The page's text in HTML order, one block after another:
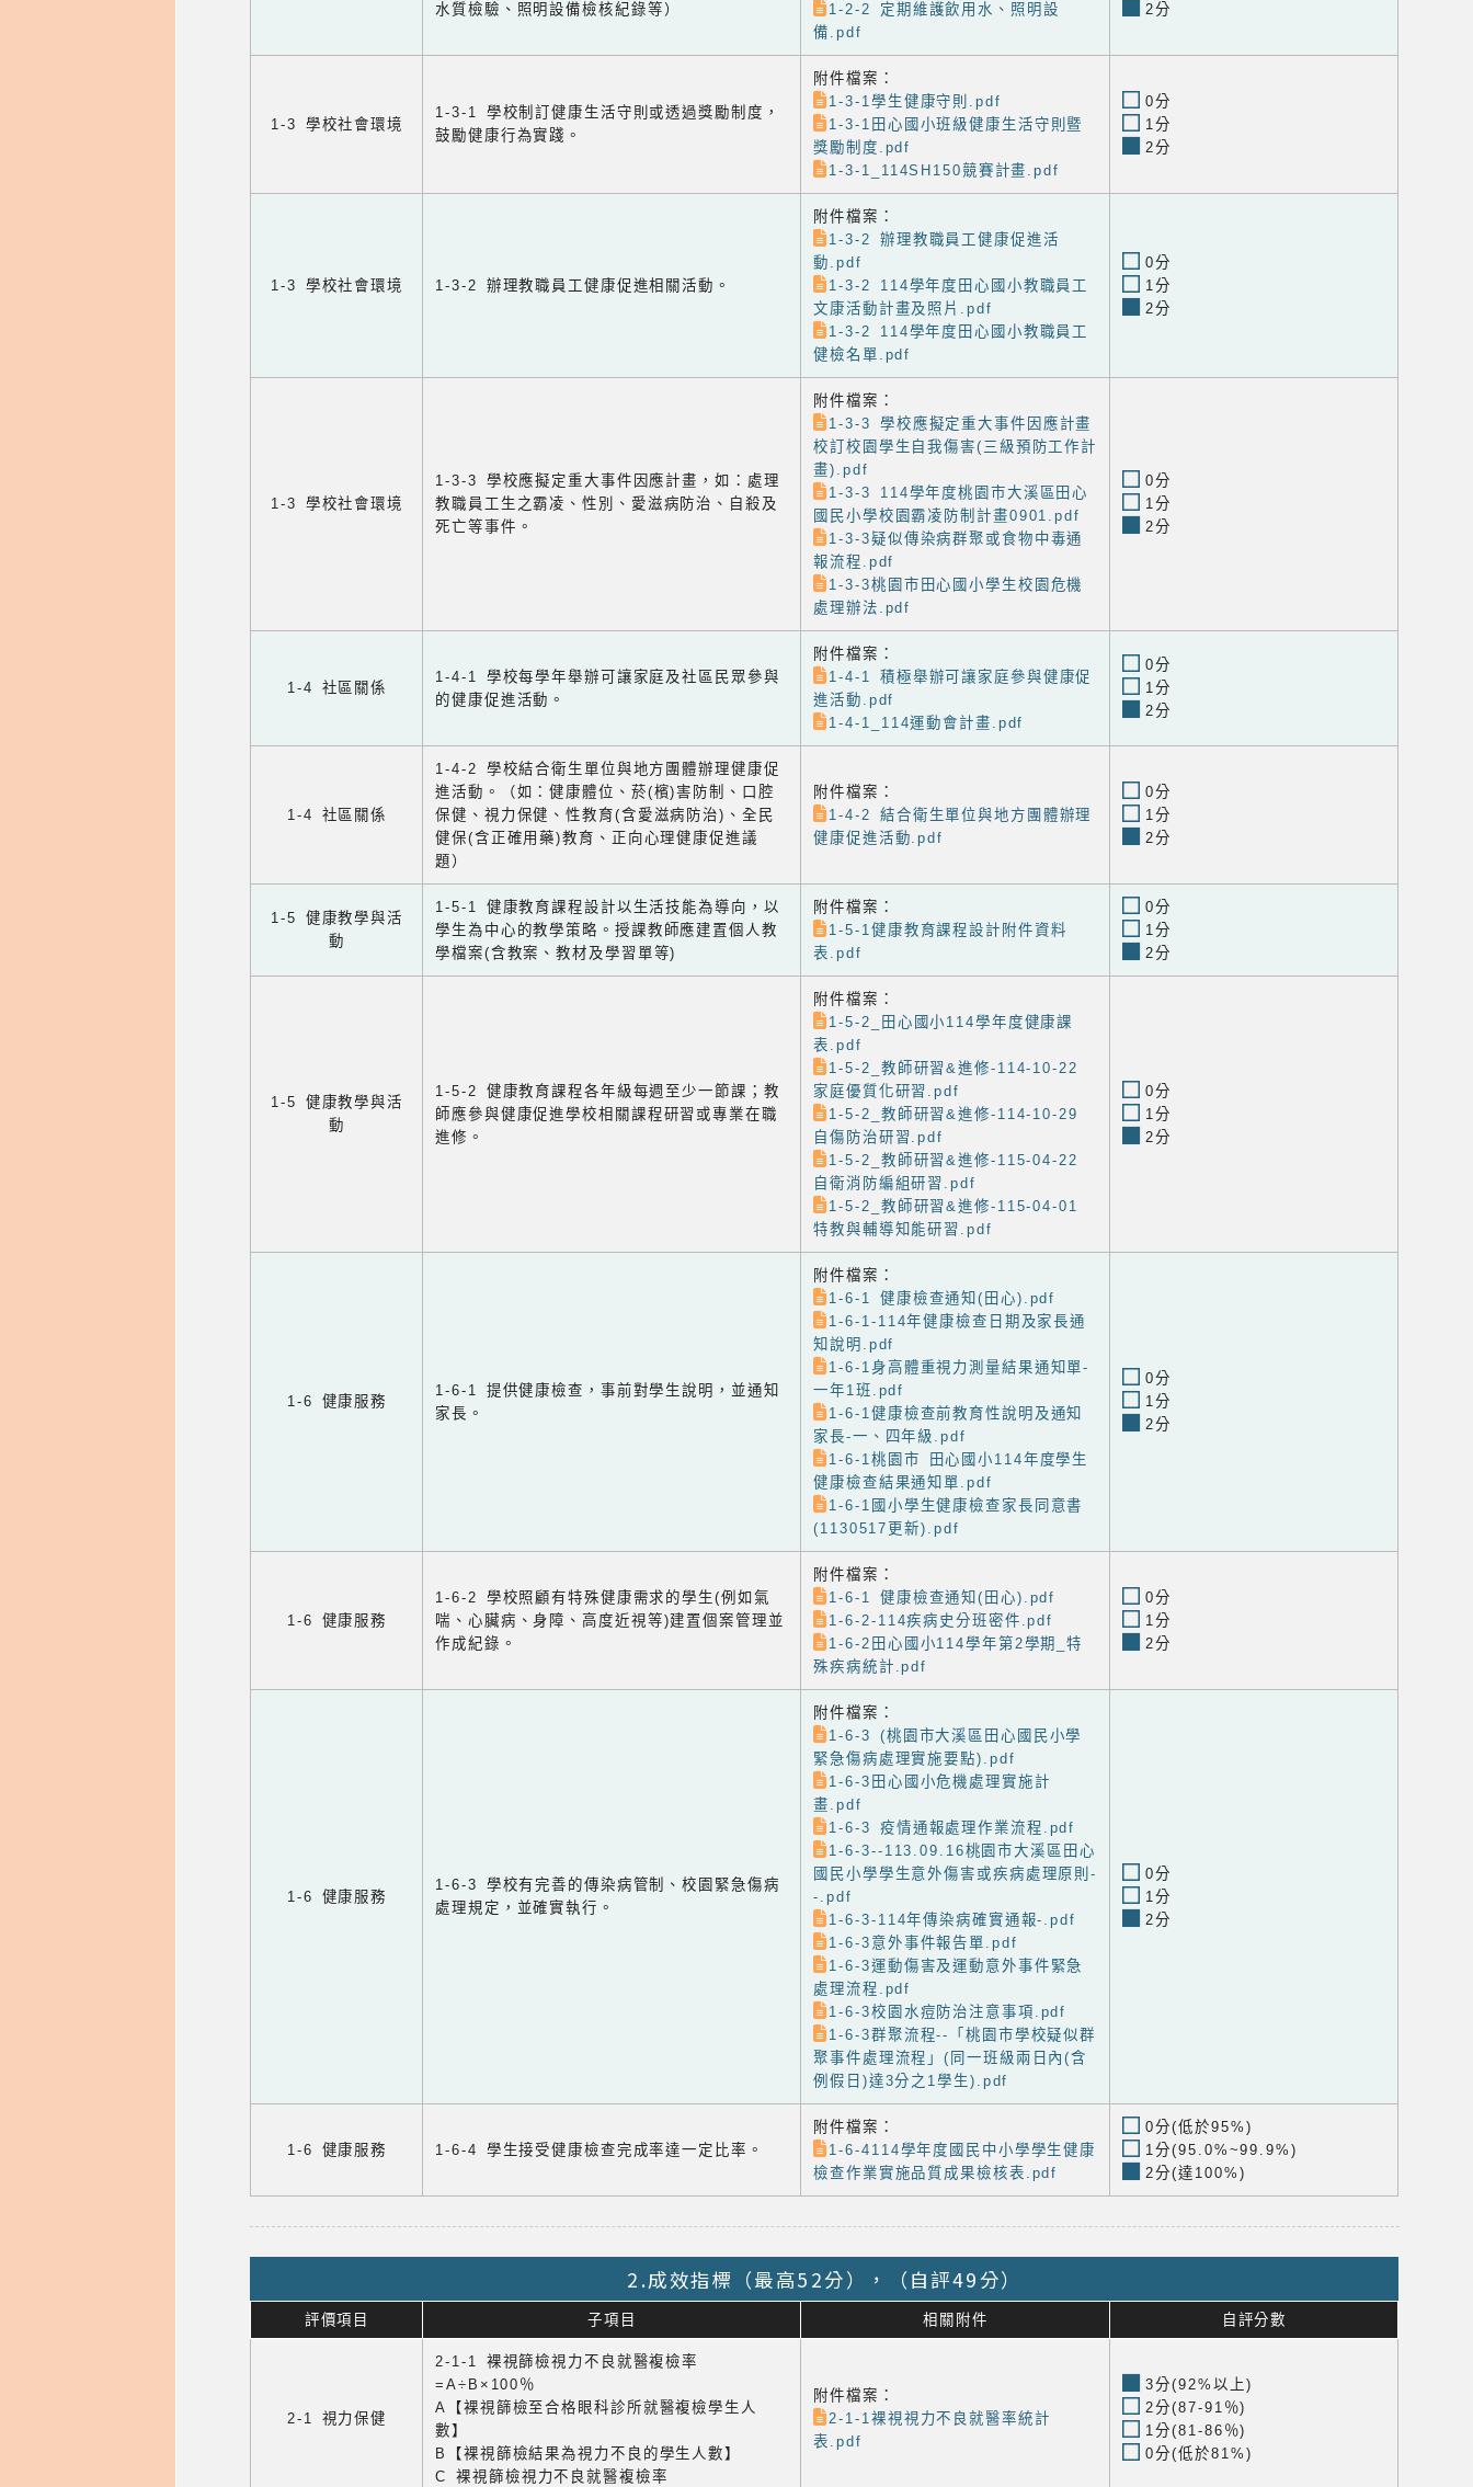
水質檢驗、照明設備檢核紀錄等）
1-2-2 定期維護飲用水、照明設
備.pdf
2分
1-3 學校社會環境
1-3-1 學校制訂健康生活守則或透過獎勵制度，
鼓勵健康行為實踐。
附件檔案：
1-3-1學生健康守則.pdf
1-3-1田心國小班級健康生活守則暨
獎勵制度.pdf
1-3-1_114SH150競賽計畫.pdf
0分
1分
2分
1-3 學校社會環境 1-3-2 辦理教職員工健康促進相關活動。
附件檔案：
1-3-2 辦理教職員工健康促進活
動.pdf
1-3-2 114學年度田心國小教職員工
文康活動計畫及照片.pdf
1-3-2 114學年度田心國小教職員工
健檢名單.pdf
0分
1分
2分
1-3 學校社會環境
1-3-3 學校應擬定重大事件因應計畫，如：處理
教職員工生之霸凌、性別、愛滋病防治、自殺及
死亡等事件。
附件檔案：
1-3-3 學校應擬定重大事件因應計畫
校訂校園學生自我傷害(三級預防工作計
畫).pdf
1-3-3 114學年度桃園市大溪區田心
國民小學校園霸凌防制計畫0901.pdf
1-3-3疑似傳染病群聚或食物中毒通
報流程.pdf
1-3-3桃園市田心國小學生校園危機
處理辦法.pdf
0分
1分
2分
1-4 社區關係
1-4-1 學校每學年舉辦可讓家庭及社區民眾參與
的健康促進活動。
附件檔案：
1-4-1 積極舉辦可讓家庭參與健康促
進活動.pdf
1-4-1_114運動會計畫.pdf
0分
1分
2分
1-4 社區關係
1-4-2 學校結合衛生單位與地方團體辦理健康促
進活動。（如：健康體位、菸(檳)害防制、口腔
保健、視力保健、性教育(含愛滋病防治)、全民
健保(含正確用藥)教育、正向心理健康促進議
題）
附件檔案：
1-4-2 結合衛生單位與地方團體辦理
健康促進活動.pdf
0分
1分
2分
1-5 健康教學與活
動
1-5-1 健康教育課程設計以生活技能為導向，以
學生為中心的教學策略。授課教師應建置個人教
學檔案(含教案、教材及學習單等)
附件檔案：
1-5-1健康教育課程設計附件資料
表.pdf
0分
1分
2分
1-5 健康教學與活
動
1-5-2 健康教育課程各年級每週至少一節課；教
師應參與健康促進學校相關課程研習或專業在職
進修。
附件檔案：
1-5-2_田心國小114學年度健康課
表.pdf
1-5-2_教師研習&進修-114-10-22
家庭優質化研習.pdf
1-5-2_教師研習&進修-114-10-29
自傷防治研習.pdf
1-5-2_教師研習&進修-115-04-22
自衛消防編組研習.pdf
1-5-2_教師研習&進修-115-04-01
特教與輔導知能研習.pdf
0分
1分
2分
1-6 健康服務
1-6-1 提供健康檢查，事前對學生說明，並通知
家長。
附件檔案：
1-6-1 健康檢查通知(田心).pdf
1-6-1-114年健康檢查日期及家長通
知說明.pdf
1-6-1身高體重視力測量結果通知單-
一年1班.pdf
1-6-1健康檢查前教育性說明及通知
家長-一、四年級.pdf
1-6-1桃園市 田心國小114年度學生
健康檢查結果通知單.pdf
1-6-1國小學生健康檢查家長同意書
(1130517更新).pdf
0分
1分
2分
1-6 健康服務
1-6-2 學校照顧有特殊健康需求的學生(例如氣
喘、心臟病、身障、高度近視等)建置個案管理並
作成紀錄。
附件檔案：
1-6-1 健康檢查通知(田心).pdf
1-6-2-114疾病史分班密件.pdf
1-6-2田心國小114學年第2學期_特
殊疾病統計.pdf
0分
1分
2分
1-6 健康服務
1-6-3 學校有完善的傳染病管制、校園緊急傷病
處理規定，並確實執行。
附件檔案：
1-6-3 (桃園市大溪區田心國民小學
緊急傷病處理實施要點).pdf
1-6-3田心國小危機處理實施計
畫.pdf
1-6-3 疫情通報處理作業流程.pdf
1-6-3--113.09.16桃園市大溪區田心
國民小學學生意外傷害或疾病處理原則-
-.pdf
1-6-3-114年傳染病確實通報-.pdf
1-6-3意外事件報告單.pdf
1-6-3運動傷害及運動意外事件緊急
處理流程.pdf
1-6-3校園水痘防治注意事項.pdf
1-6-3群聚流程--「桃園市學校疑似群
聚事件處理流程」(同一班級兩日內(含
例假日)達3分之1學生).pdf
0分
1分
2分
1-6 健康服務 1-6-4 學生接受健康檢查完成率達一定比率。
附件檔案：
1-6-4114學年度國民中小學學生健康
檢查作業實施品質成果檢核表.pdf
0分(低於95%)
1分(95.0%~99.9%)
2分(達100%)
2.成效指標（最高52分），（自評49分）
評價項目 子項目 相關附件 自評分數
2-1 視力保健
2-1-1 裸視篩檢視力不良就醫複檢率
=A÷B×100％
A【裸視篩檢至合格眼科診所就醫複檢學生人
數】
B【裸視篩檢結果為視力不良的學生人數】
C 裸視篩檢視力不良就醫複檢率
附件檔案：
2-1-1裸視視力不良就醫率統計
表.pdf
3分(92%以上)
2分(87-91％)
1分(81-86％)
0分(低於81%)